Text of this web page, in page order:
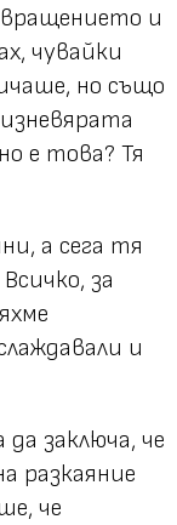
и
чувайки
но също
е това? Тя
а сега тя
за
и
заключа, че
разкаяние
че